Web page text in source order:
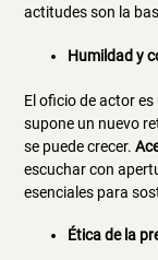
actitudes son la
Humildad y
El oficio de actor
supone un nuevo
se puede crecer.
escuchar con
esenciales para
Ética de la